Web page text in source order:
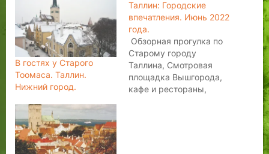
В гостях у Старого
Тоомаса. Таллин.
Нижний город.
Таллин: Городские
впечатления. Июнь 2022
года.
Обзорная прогулка по
Старому городу
Таллина, Смотровая
площадка Вышгорода,
кафе и рестораны,